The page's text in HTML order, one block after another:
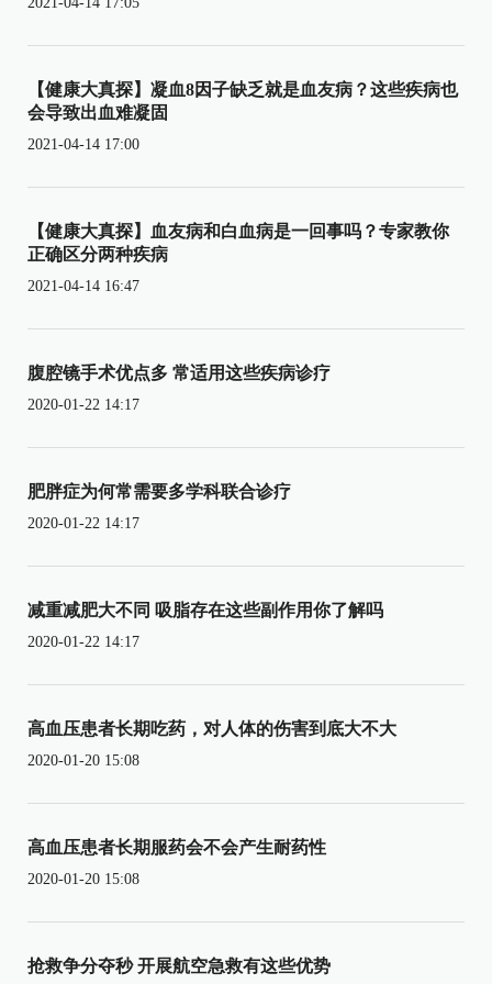
【健康大真探】凝血8因子缺乏就是血友病？这些疾病也
会导致出血难凝固
2021-04-14 17:00
【健康大真探】血友病和白血病是一回事吗？专家教你
正确区分两种疾病
2021-04-14 16:47
腹腔镜手术优点多 常适用这些疾病诊疗
2020-01-22 14:17
肥胖症为何常需要多学科联合诊疗
2020-01-22 14:17
减重减肥大不同 吸脂存在这些副作用你了解吗
2020-01-22 14:17
高血压患者长期吃药，对人体的伤害到底大不大
2020-01-20 15:08
高血压患者长期服药会不会产生耐药性
2020-01-20 15:08
抢救争分夺秒 开展航空急救有这些优势